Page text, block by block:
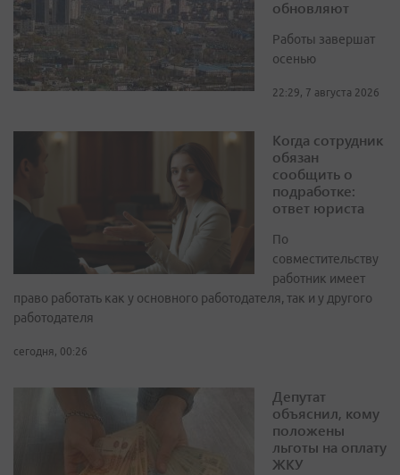
обновляют
Работы завершат
осенью
22:29, 7 августа 2026
Когда сотрудник
обязан
сообщить о
подработке:
ответ юриста
По
совместительству
работник имеет
право работать как у основного работодателя, так и у другого
работодателя
сегодня, 00:26
Депутат
объяснил, кому
положены
льготы на оплату
ЖКУ